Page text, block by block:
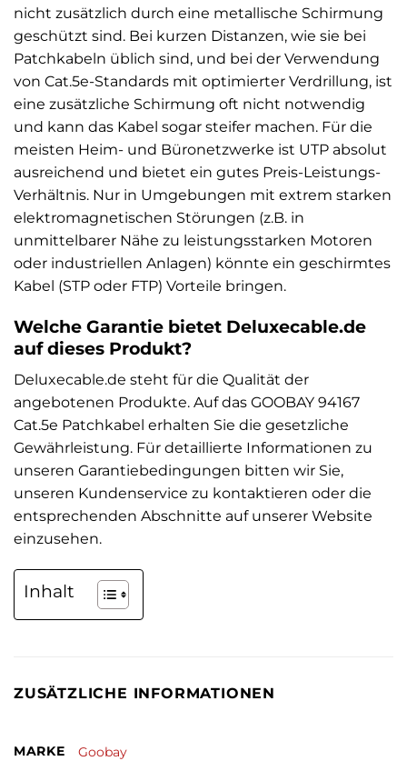
nicht zusätzlich durch eine metallische Schirmung
geschützt sind. Bei kurzen Distanzen, wie sie bei
Patchkabeln üblich sind, und bei der Verwendung
von Cat.5e-Standards mit optimierter Verdrillung, ist
eine zusätzliche Schirmung oft nicht notwendig
und kann das Kabel sogar steifer machen. Für die
meisten Heim- und Büronetzwerke ist UTP absolut
ausreichend und bietet ein gutes Preis-Leistungs-
Verhältnis. Nur in Umgebungen mit extrem starken
elektromagnetischen Störungen (z.B. in
unmittelbarer Nähe zu leistungsstarken Motoren
oder industriellen Anlagen) könnte ein geschirmtes
Kabel (STP oder FTP) Vorteile bringen.
Welche Garantie bietet Deluxecable.de
auf dieses Produkt?
Deluxecable.de steht für die Qualität der
angebotenen Produkte. Auf das GOOBAY 94167
Cat.5e Patchkabel erhalten Sie die gesetzliche
Gewährleistung. Für detaillierte Informationen zu
unseren Garantiebedingungen bitten wir Sie,
unseren Kundenservice zu kontaktieren oder die
entsprechenden Abschnitte auf unserer Website
einzusehen.
Inhalt
ZUSÄTZLICHE INFORMATIONEN
MARKE Goobay